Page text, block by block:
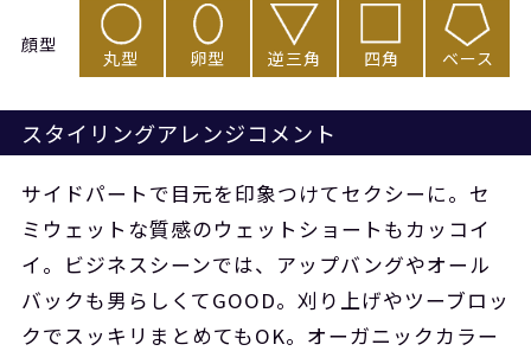
顔型
丸型 卵型 逆三角 四角 ベース
スタイリングアレンジコメント
サイドパートで目元を印象つけてセクシーに。セ
ミウェットな質感のウェットショートもカッコイ
イ。ビジネスシーンでは、アップバングやオール
バックも男らしくてGOOD。刈り上げやツーブロッ
クでスッキリまとめてもOK。オーガニックカラー